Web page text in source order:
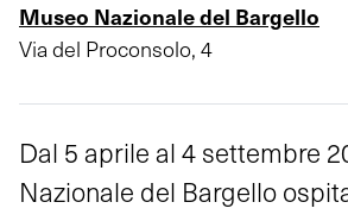
Museo Nazionale del Bargello
Via del Proconsolo, 4
Dal 5 aprile al 4 settembre
Nazionale del Bargello